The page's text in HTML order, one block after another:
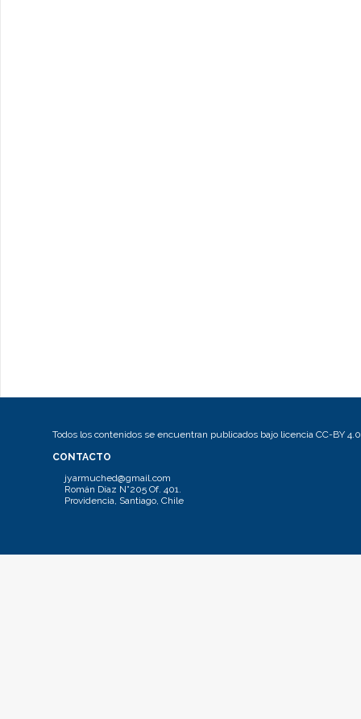
Todos los contenidos se encuentran publicados bajo licencia CC-BY 4.0
CONTACTO
jyarmuched@gmail.com
Román Díaz N°205 Of. 401.
Providencia, Santiago, Chile